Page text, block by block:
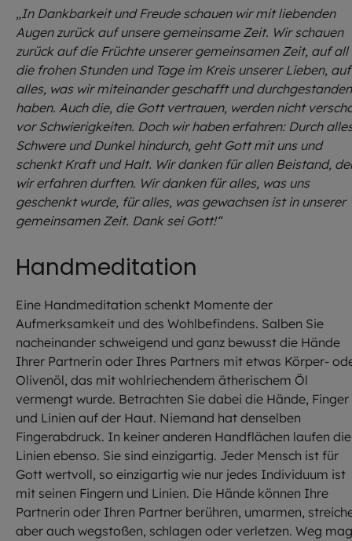
„In Dankbarkeit und Freude schauen wir mit liebenden
Augen zurück auf unsere gemeinsame Zeit. Wir schauen
zurück auf die Früchte unserer gemeinsamen Zeit, auf all
die frohen Stunden und Tage im Kreis unserer Lieben, auf
alles, was wir miteinander geschafft und durchgestanden
haben. Auch die, die Gott vertrauen, werden nicht
vor Schwierigkeiten. Doch wir haben erfahren: Durch
Schwere und Dunkel hindurch, geht Gott mit uns und
schenkt Kraft und Halt. Wir danken für allen Beistand,
wir erfahren durften. Wir danken für alles, was uns
geschenkt wurde, für alles, was gewachsen ist in unserer
gemeinsamen Zeit. Dank sei Gott!“
Handmeditation
Eine Handmeditation schenkt Momente der
Aufmerksamkeit und des Wohlbefindens. Salben Sie
nacheinander schweigend und ganz bewusst die Hände
Ihrer Partnerin oder Ihres Partners mit etwas Körper-
Olivenöl, das mit wohlriechendem ätherischem Öl
vermengt wurde. Betrachten Sie dabei die Hände, Finger
und Linien auf der Haut. Niemand hat denselben
Fingerabdruck. In keiner anderen Handflächen laufen die
Linien ebenso. Sie sind einzigartig. Jeder Mensch ist für
Gott wertvoll, so einzigartig wie nur jedes Individuum ist
mit seinen Fingern und Linien. Die Hände können Ihre
Partnerin oder Ihren Partner berühren, umarmen,
aber auch wegstoßen, schlagen oder verletzen. Weg